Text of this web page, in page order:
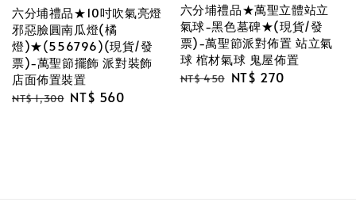
六分埔禮品★10吋吹氣亮燈
邪惡臉圓南瓜燈(橘
燈)★(556796)(現貨/發
票)-萬聖節擺飾 派對裝飾
店面佈置裝置
Regular
NT$ 1,300 Sale
NT$ 560
六分埔禮品★萬聖立體站立
氣球-黑色墓碑★(現貨/發
票)-萬聖節派對佈置 站立氣
球 棺材氣球 鬼屋佈置
Regular
NT$ 450 Sale
NT$ 270